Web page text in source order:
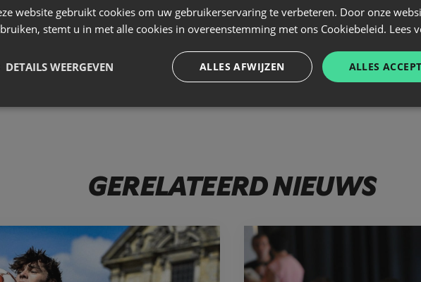
GERELATEERD NIEUWS
website gebruikt cookies om uw gebruikerservaring te verbeteren. Door onze
stemt u in met alle cookies in overeenstemming met ons Cookiebeleid. Lees
ALLES
ALLES AFWIJZEN
DETAILS WEERGEVEN